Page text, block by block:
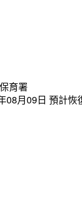
育署
08月09日 預計